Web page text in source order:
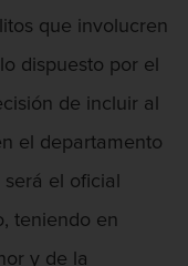
Para Pandillas
que involucren
dispuesto por el
de incluir al
el departamento
el oficial
teniendo en
y de la